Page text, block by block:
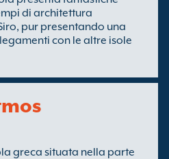
di architettura
pur presentando una
con le altre isole
greca situata nella parte